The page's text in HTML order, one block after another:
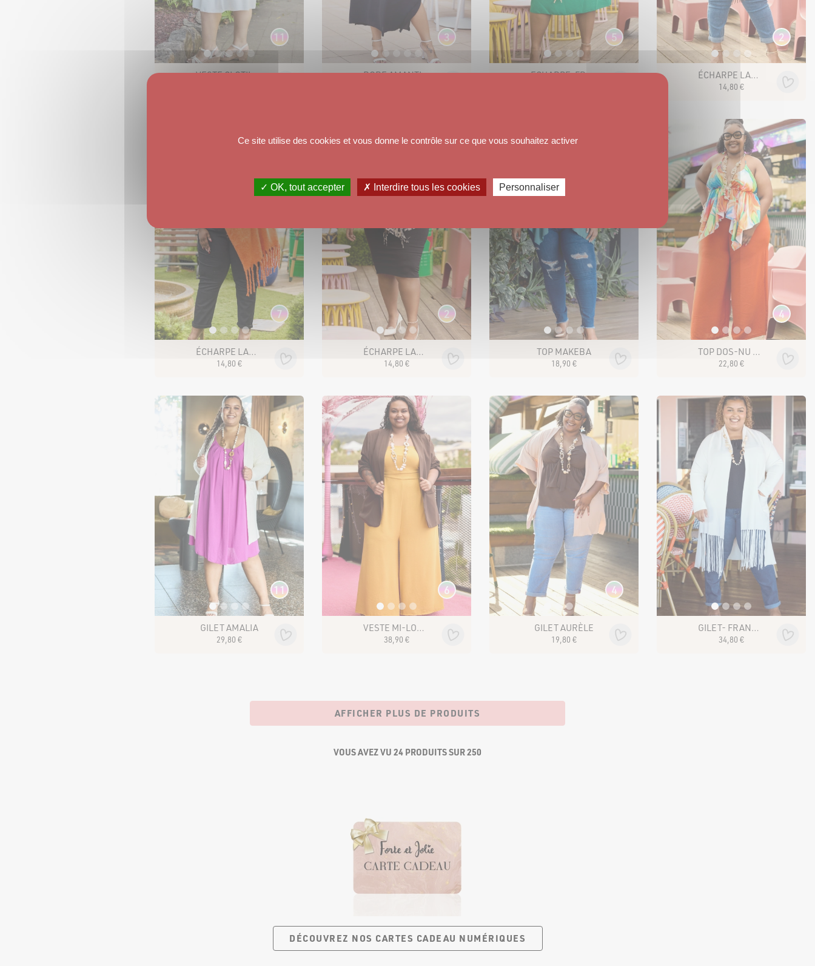
VESTE CLOTILDE
11
ROBE AMANTINE
3
ECHARPE-FRANGE VALEA
5
ÉCHARPE LANAËLLE LÉOPARD
14 80 €
2
ÉCHARPE LANAËLLE UNI
14 80 €
7
ÉCHARPE LANAËLLE IMPRIMÉ
14 80 €
2
TOP MAKEBA
18 90 €
TOP DOS-NU MAKEBA IMPRIMÉ
22 80 €
4
GILET AMALIA
29 80 €
11
VESTE MI-LONG JORDANA
38 90 €
6
GILET AURÈLE
19 80 €
4
GILET- FRANGE LORENA
34 80 €
AFFICHER PLUS DE PRODUITS
VOUS AVEZ VU 24 PRODUITS SUR 250
DÉCOUVREZ NOS CARTES CADEAU NUMÉRIQUES
Ce site utilise des cookies et vous donne le contrôle sur ce que vous souhaitez activer
✓ OK, tout accepter ✗ Interdire tous les cookies Personnaliser